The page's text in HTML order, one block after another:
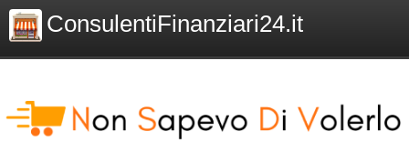
ConsulentiFinanziari24.it